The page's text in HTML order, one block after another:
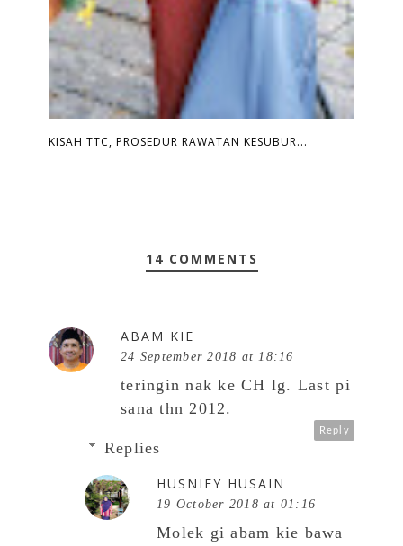
KISAH TTC, PROSEDUR RAWATAN KESUBUR...
14 COMMENTS
ABAM KIE
24 September 2018 at 18:16
teringin nak ke CH lg. Last pi
sana thn 2012.
Reply
Replies
HUSNIEY HUSAIN
19 October 2018 at 01:16
Molek gi abam kie bawa